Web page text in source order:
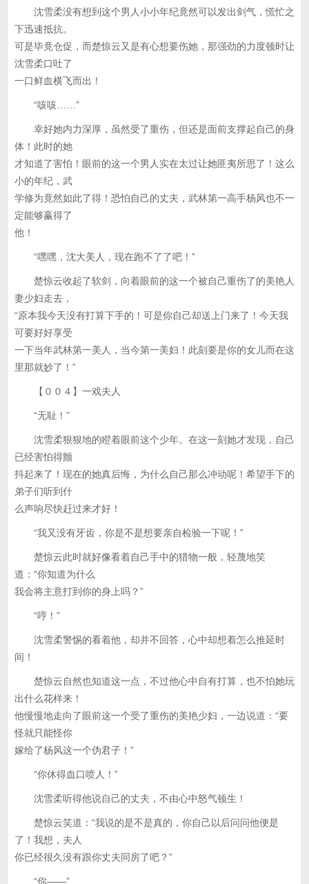
沈雪柔没有想到这个男人小小年纪竟然可以发出剑气，慌忙之
下迅速抵抗。
可是毕竟仓促，而楚惊云又是有心想要伤她，那强劲的力度顿时让
沈雪柔口吐了
一口鲜血横飞而出！
“咳咳……”
幸好她内力深厚，虽然受了重伤，但还是面前支撑起自己的身
体！此时的她
才知道了害怕！眼前的这一个男人实在太过让她匪夷所思了！这么
小的年纪，武
学修为竟然如此了得！恐怕自己的丈夫，武林第一高手杨风也不一
定能够赢得了
他！
“嘿嘿，沈大美人，现在跑不了了吧！”
楚惊云收起了软剑，向着眼前的这一个被自己重伤了的美艳人
妻少妇走去，
“原本我今天没有打算下手的！可是你自己却送上门来了！今天我
可要好好享受
一下当年武林第一美人，当今第一美妇！此刻要是你的女儿而在这
里那就妙了！”
【００４】一戏夫人
“无耻！”
沈雪柔狠狠地的瞪着眼前这个少年。在这一刻她才发现，自己
已经害怕得颤
抖起来了！现在的她真后悔，为什么自己那么冲动呢！希望手下的
弟子们听到什
么声响尽快赶过来才好！
“我又没有牙齿，你是不是想要亲自检验一下呢！”
楚惊云此时就好像看着自己手中的猎物一般，轻蔑地笑
道：“你知道为什么
我会将主意打到你的身上吗？”
“哼！”
沈雪柔警惕的看着他，却并不回答，心中却想着怎么推延时
间！
楚惊云自然也知道这一点，不过他心中自有打算，也不怕她玩
出什么花样来！
他慢慢地走向了眼前这一个受了重伤的美艳少妇，一边说道：“要
怪就只能怪你
嫁给了杨风这一个伪君子！”
“你休得血口喷人！”
沈雪柔听得他说自己的丈夫，不由心中怒气顿生！
楚惊云笑道：“我说的是不是真的，你自己以后问问他便是
了！我想，夫人
你已经很久没有跟你丈夫同房了吧？”
“你——”